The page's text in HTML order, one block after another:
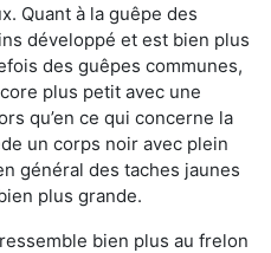
Quant à la guêpe des
développé et est bien plus
des guêpes communes,
plus petit avec une
qu’en ce qui concerne la
un corps noir avec plein
général des taches jaunes
plus grande.
bien plus au frelon